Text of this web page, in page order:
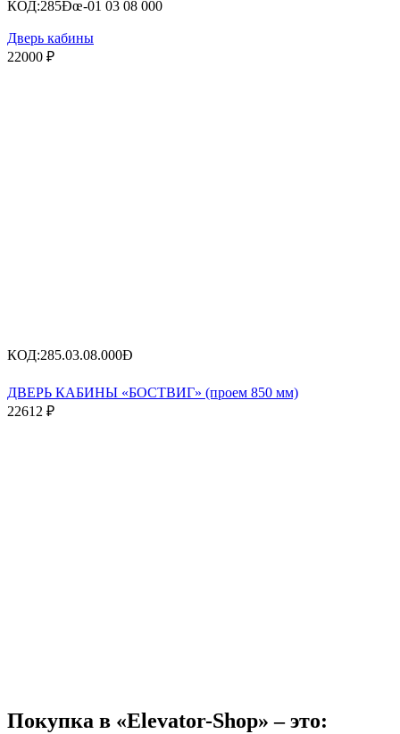
КОД:285Ðœ-01 03 08 000
Дверь кабины
22000 ₽
КОД:285.03.08.000Ð
ДВЕРЬ КАБИНЫ «БОСТВИГ» (проем 850 мм)
22612 ₽
Покупка в «Elevator-Shop» – это: